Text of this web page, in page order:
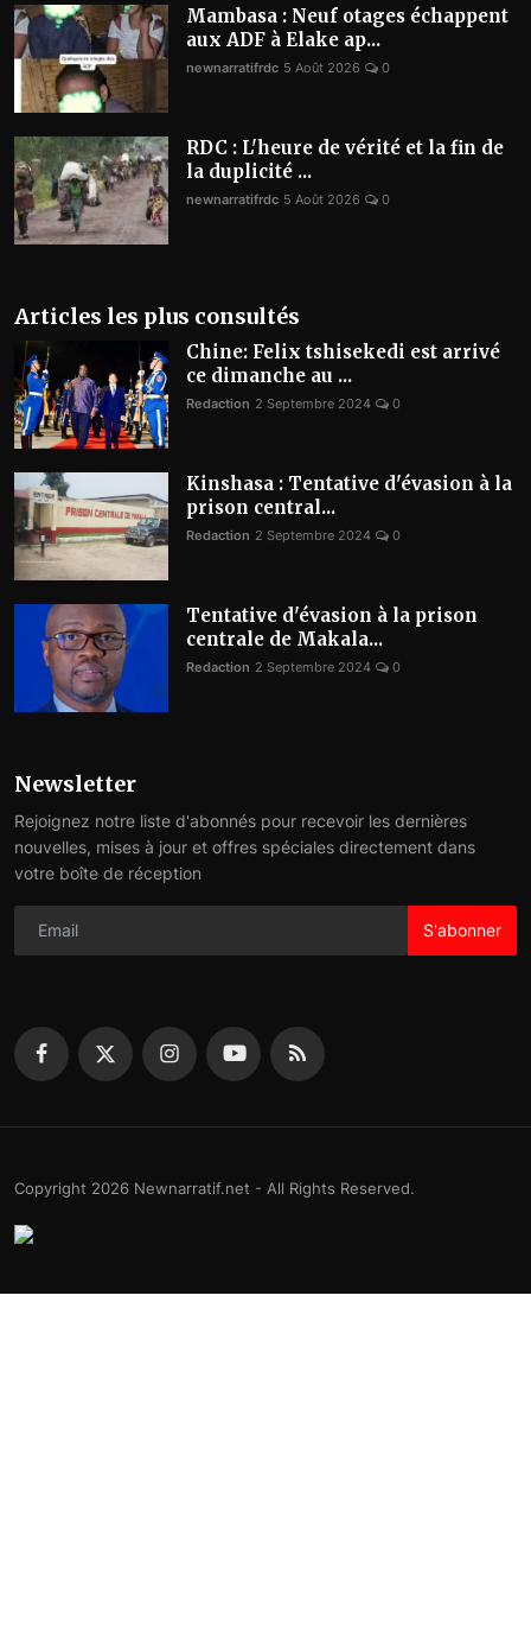
Mambasa : Neuf otages échappent
aux ADF à Elake ap...
newnarratifrdc 5 Août 2026 0
RDC : L'heure de vérité et la fin de
la duplicité ...
newnarratifrdc 5 Août 2026 0
Articles les plus consultés
Chine: Felix tshisekedi est arrivé
ce dimanche au ...
Redaction 2 Septembre 2024 0
Kinshasa : Tentative d'évasion à la
prison central...
Redaction 2 Septembre 2024 0
Tentative d'évasion à la prison
centrale de Makala...
Redaction 2 Septembre 2024 0
Newsletter
Rejoignez notre liste d'abonnés pour recevoir les dernières
nouvelles, mises à jour et offres spéciales directement dans
votre boîte de réception
S'abonner
Copyright 2026 Newnarratif.net - All Rights Reserved.